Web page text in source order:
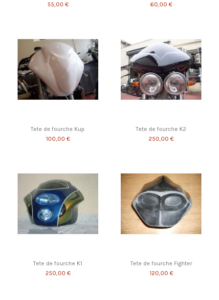
55,00 €
60,00 €
Tete de fourche Kup
100,00 €
Tete de fourche K2
250,00 €
Tete de fourche K1
250,00 €
Tete de fourche Fighter
120,00 €